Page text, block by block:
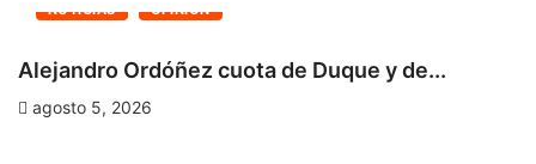
NOTICIAS OPINIÓN
Alejandro Ordóñez cuota de Duque y de...
agosto 5, 2026